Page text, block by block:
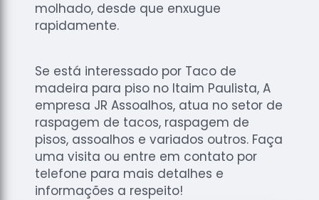
molhado, desde que enxugue
rapidamente.
Se está interessado por Taco de
madeira para piso no Itaim Paulista, A
empresa JR Assoalhos, atua no setor de
raspagem de tacos, raspagem de
pisos, assoalhos e variados outros. Faça
uma visita ou entre em contato por
telefone para mais detalhes e
informações a respeito!